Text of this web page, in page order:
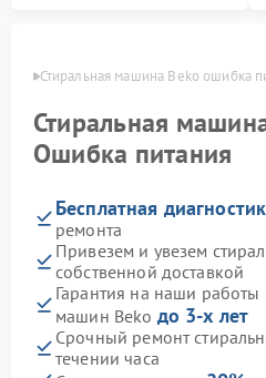
Стиральная машина Beko ошибка
Стиральная
Ошибка питания
Бесплатная
ремонта
Привезем и увезем
собственной доставкой
Гарантия на наши
машин Beko до 3-х лет
Срочный ремонт
течении часа